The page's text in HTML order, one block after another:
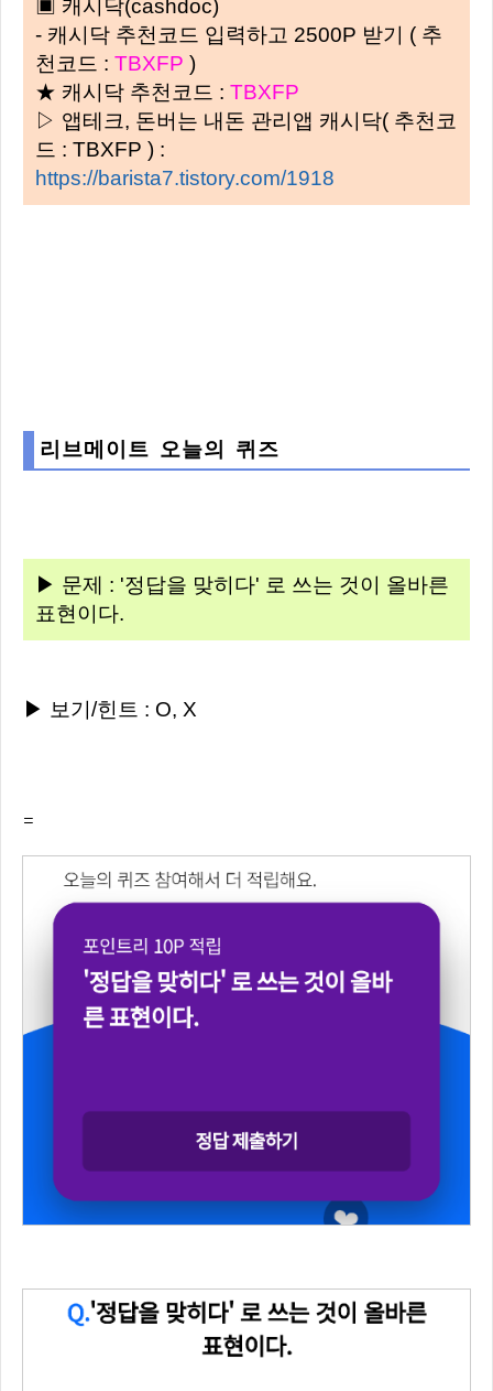
▣ 캐시닥(cashdoc)
- 캐시닥 추천코드 입력하고 2500P 받기 ( 추
천코드 : TBXFP )
★ 캐시닥 추천코드 : TBXFP
▷ 앱테크, 돈버는 내돈 관리앱 캐시닥( 추천코
드 : TBXFP ) :
https://barista7.tistory.com/1918
리브메이트 오늘의 퀴즈
▶ 문제 : '정답을 맞히다' 로 쓰는 것이 올바른
표현이다.
▶ 보기/힌트 : O, X
=